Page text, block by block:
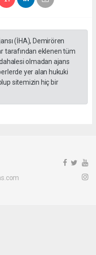
(İHA), Demirören
tarafından eklenen tüm
olmadan ajans
yer alan hukuki
sitemizin hiç bir